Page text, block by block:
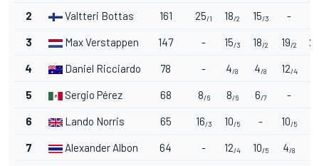
2 Valtteri Bottas 161 25/1 18/2 15/3 -
3 Max Verstappen 147 - 15/3 18/2 19/2
4 Daniel Ricciardo 78 - 4/8 4/8 12/4
5 Sergio Pérez 68 8/6 8/6 6/7 -
6 Lando Norris 65 16/3 10/5 - 10/5
7 Alexander Albon 64 - 12/4 10/5 4/8